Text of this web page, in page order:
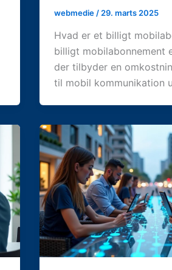
webmedie / 29. marts 2025
Hvad er et billigt
billigt mobilabonnement
der tilbyder en
til mobil kommunikation